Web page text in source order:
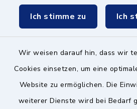
Ich stimme zu Ich
Wir weisen darauf hin, dass wir
Cookies einsetzen, um eine
Website zu ermöglichen. Die
weiterer Dienste wird bei Bedarf
Kontakt ins